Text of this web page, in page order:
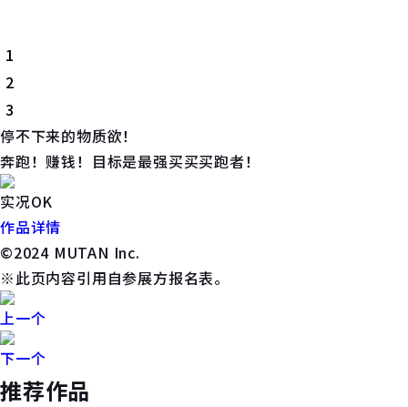
1
2
3
停不下来的物质欲！
奔跑！赚钱！目标是最强买买买跑者！
实况OK
作品详情
©2024 MUTAN Inc.
※此页内容引用自参展方报名表。
上一个
下一个
推荐作品